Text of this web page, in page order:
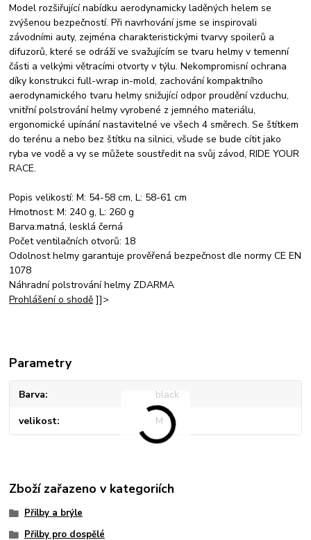
Model rozšiřující nabídku aerodynamicky laděných helem se
zvýšenou bezpečností. Při navrhování jsme se inspirovali
závodními auty, zejména charakteristickými tvarvy spoilerů a
difuzorů, které se odráží ve svažujícím se tvaru helmy v temenní
části a velkými větracími otvorty v týlu. Nekompromisní ochrana
díky konstrukci full-wrap in-mold, zachování kompaktního
aerodynamického tvaru helmy snižující odpor proudění vzduchu,
vnitřní polstrování helmy vyrobené z jemného materiálu,
ergonomické upínání nastavitelné ve všech 4 směrech. Se štítkem
do terénu a nebo bez štítku na silnici, všude se bude cítit jako
ryba ve vodě a vy se můžete soustředit na svůj závod, RIDE YOUR
RACE.
Popis velikostí: M: 54-58 cm, L: 58-61 cm
Hmotnost: M: 240 g, L: 260 g
Barva:matná, lesklá černá
Počet ventilačních otvorů: 18
Odolnost helmy garantuje prověřená bezpečnost dle normy CE EN
1078
Náhradní polstrování helmy ZDARMA
Prohlášení o shodě ]]>
Parametry
Barva black
velikost M
Zboží zařazeno v kategoriích
Přilby a brýle
Přilby pro dospělé